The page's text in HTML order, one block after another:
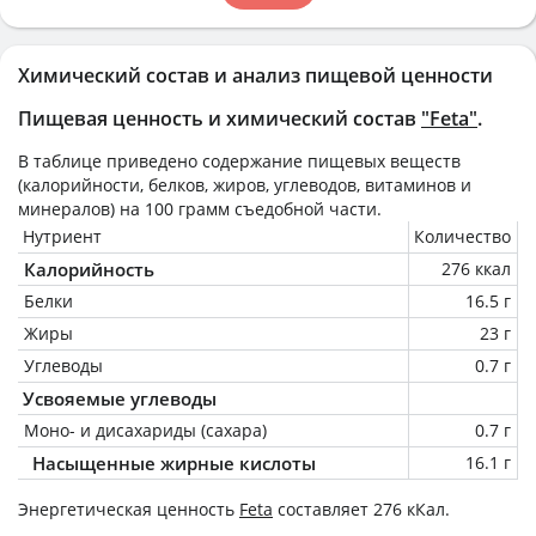
Химический состав и анализ пищевой ценности
Пищевая ценность и химический состав "Feta".
В таблице приведено содержание пищевых веществ
(калорийности, белков, жиров, углеводов, витаминов и
минералов) на 100 грамм съедобной части.
Нутриент
Количество
Калорийность
276 ккал
Белки
16.5 г
Жиры
23 г
Углеводы
0.7 г
Усвояемые углеводы
Моно- и дисахариды (сахара) 0.7 г
Насыщенные жирные кислоты 16.1 г
Энергетическая ценность Feta составляет 276 кКал.